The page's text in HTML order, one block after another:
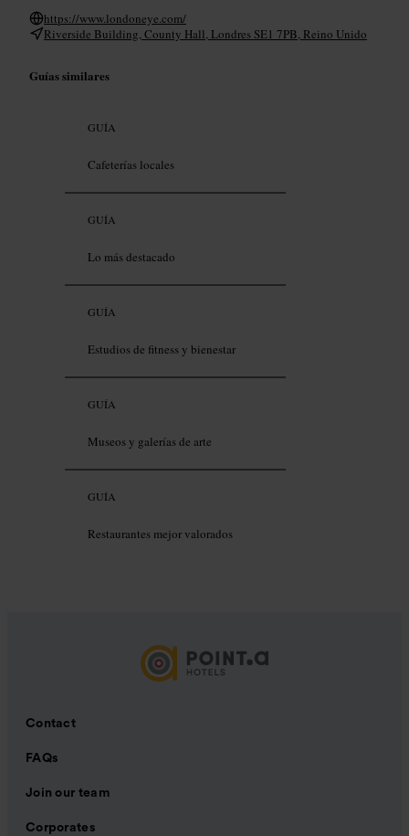
https://www.londoneye.com/
Riverside Building, County Hall, Londres SE1 7PB, Reino Unido
Guías similares
GUÍA
Cafeterías locales
GUÍA
Lo más destacado
GUÍA
Estudios de fitness y bienestar
GUÍA
Museos y galerías de arte
GUÍA
Restaurantes mejor valorados
Contact
FAQs
Join our team
Corporates